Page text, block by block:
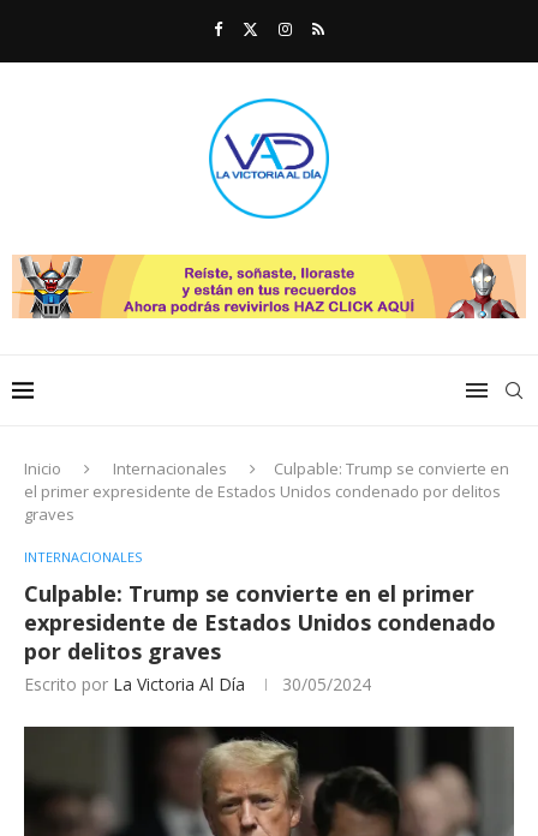
Inicio Internacionales
Culpable: Trump se convierte en
el primer expresidente de Estados Unidos condenado por delitos
graves
INTERNACIONALES
Culpable: Trump se convierte en el primer
expresidente de Estados Unidos condenado
por delitos graves
Escrito por La Victoria Al Día 30/05/2024